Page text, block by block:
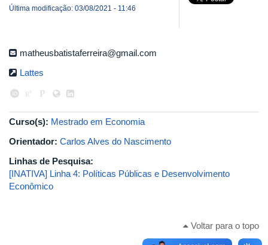
Última modificação: 03/08/2021 - 11:46
matheusbatistaferreira@gmail.com
Lattes
Curso(s): Mestrado em Economia
Orientador: Carlos Alves do Nascimento
Linhas de Pesquisa:
[INATIVA] Linha 4: Políticas Públicas e Desenvolvimento
Econômico
Voltar para o topo